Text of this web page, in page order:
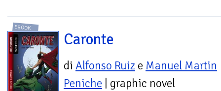
EBOOK
Caronte
di Alfonso Ruiz e Manuel Martin
Peniche | graphic novel